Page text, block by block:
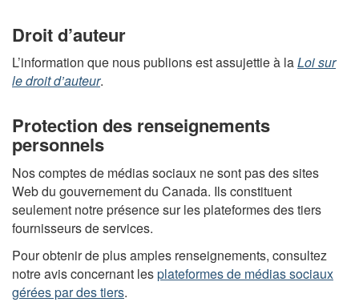
Droit d’auteur
L’information que nous publions est assujettie à laLoi sur
le droit d’auteur.
Protection des renseignements
personnels
Nos comptes de médias sociaux ne sont pas des sites
Web du gouvernement du Canada. Ils constituent
seulement notre présence sur les plateformes des tiers
fournisseurs de services.
Pour obtenir de plus amples renseignements, consultez
notre avis concernant lesplateformes de médias sociaux
gérées par des tiers.